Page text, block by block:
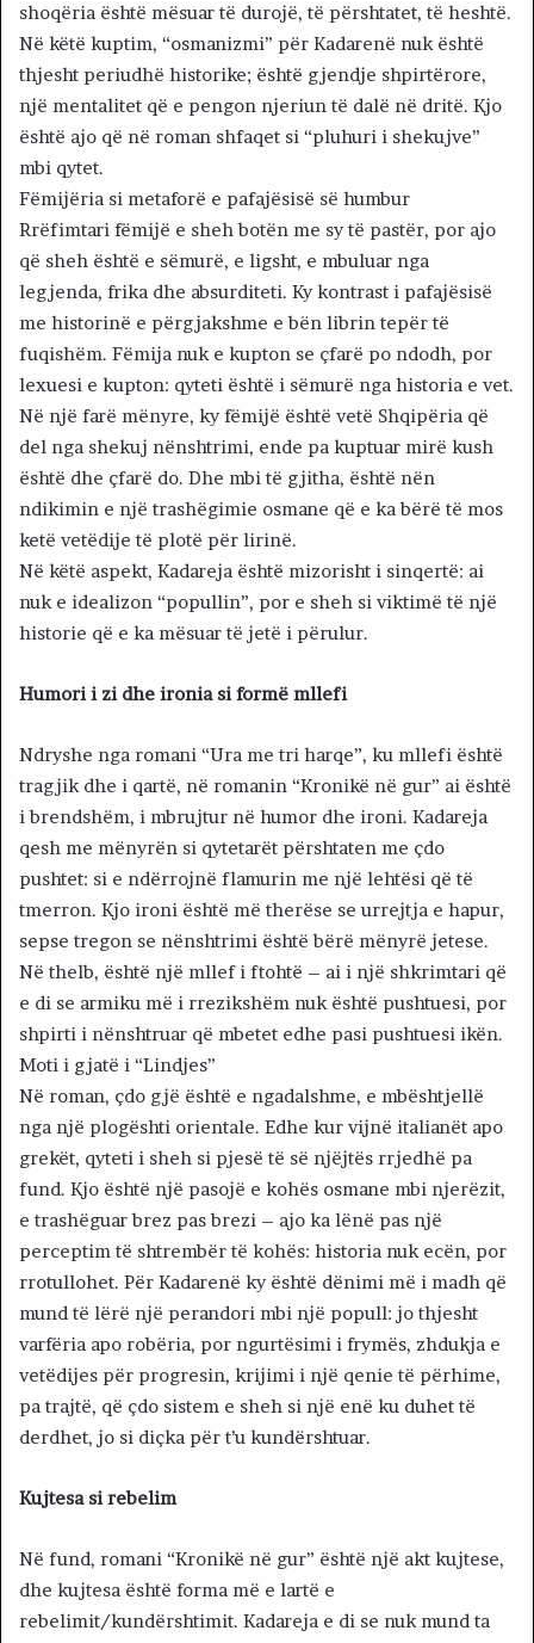
shoqëria është mësuar të durojë, të përshtatet, të heshtë.
Në këtë kuptim, “osmanizmi” për Kadarenë nuk është
thjesht periudhë historike; është gjendje shpirtërore,
një mentalitet që e pengon njeriun të dalë në dritë. Kjo
është ajo që në roman shfaqet si “pluhuri i shekujve”
mbi qytet.
Fëmijëria si metaforë e pafajësisë së humbur
Rrëfimtari fëmijë e sheh botën me sy të pastër, por ajo
që sheh është e sëmurë, e ligsht, e mbuluar nga
legjenda, frika dhe absurditeti. Ky kontrast i pafajësisë
me historinë e përgjakshme e bën librin tepër të
fuqishëm. Fëmija nuk e kupton se çfarë po ndodh, por
lexuesi e kupton: qyteti është i sëmurë nga historia e vet.
Në një farë mënyre, ky fëmijë është vetë Shqipëria që
del nga shekuj nënshtrimi, ende pa kuptuar mirë kush
është dhe çfarë do. Dhe mbi të gjitha, është nën
ndikimin e një trashëgimie osmane që e ka bërë të mos
ketë vetëdije të plotë për lirinë.
Në këtë aspekt, Kadareja është mizorisht i sinqertë: ai
nuk e idealizon “popullin”, por e sheh si viktimë të një
historie që e ka mësuar të jetë i përulur.
Humori i zi dhe ironia si formë mllefi
Ndryshe nga romani “Ura me tri harqe”, ku mllefi është
tragjik dhe i qartë, në romanin “Kronikë në gur” ai është
i brendshëm, i mbrujtur në humor dhe ironi. Kadareja
qesh me mënyrën si qytetarët përshtaten me çdo
pushtet: si e ndërrojnë flamurin me një lehtësi që të
tmerron. Kjo ironi është më therëse se urrejtja e hapur,
sepse tregon se nënshtrimi është bërë mënyrë jetese.
Në thelb, është një mllef i ftohtë – ai i një shkrimtari që
e di se armiku më i rrezikshëm nuk është pushtuesi, por
shpirti i nënshtruar që mbetet edhe pasi pushtuesi ikën.
Moti i gjatë i “Lindjes”
Në roman, çdo gjë është e ngadalshme, e mbështjellë
nga një plogështi orientale. Edhe kur vijnë italianët apo
grekët, qyteti i sheh si pjesë të së njëjtës rrjedhë pa
fund. Kjo është një pasojë e kohës osmane mbi njerëzit,
e trashëguar brez pas brezi – ajo ka lënë pas një
perceptim të shtrembër të kohës: historia nuk ecën, por
rrotullohet. Për Kadarenë ky është dënimi më i madh që
mund të lërë një perandori mbi një popull: jo thjesht
varfëria apo robëria, por ngurtësimi i frymës, zhdukja e
vetëdijes për progresin, krijimi i një qenie të përhime,
pa trajtë, që çdo sistem e sheh si një enë ku duhet të
derdhet, jo si diçka për t’u kundërshtuar.
Kujtesa si rebelim
Në fund, romani “Kronikë në gur” është një akt kujtese,
dhe kujtesa është forma më e lartë e
rebelimit/kundërshtimit. Kadareja e di se nuk mund ta